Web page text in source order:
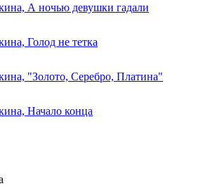
А ночью девушки гадали
Голод не тетка
"Золото, Серебро, Платина"
Начало конца